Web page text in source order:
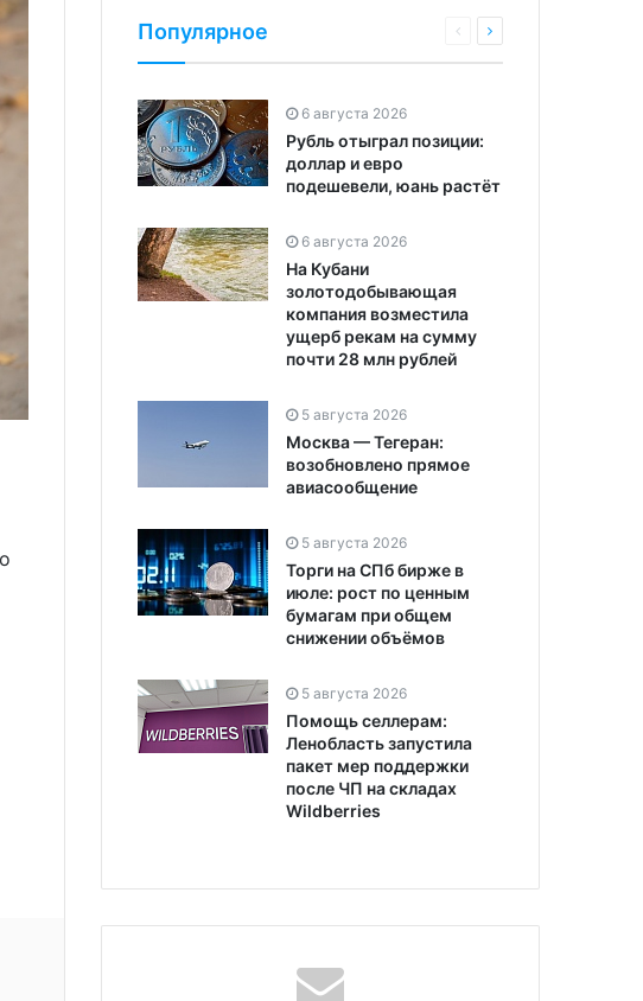
Популярное
6 августа 2026
Рубль отыграл позиции:
доллар и евро
подешевели, юань растёт
6 августа 2026
На Кубани
золотодобывающая
компания возместила
ущерб рекам на сумму
почти 28 млн рублей
5 августа 2026
Москва — Тегеран:
возобновлено прямое
авиасообщение
5 августа 2026
Торги на СПб бирже в
июле: рост по ценным
бумагам при общем
снижении объёмов
5 августа 2026
Помощь селлерам:
Ленобласть запустила
пакет мер поддержки
после ЧП на складах
Wildberries